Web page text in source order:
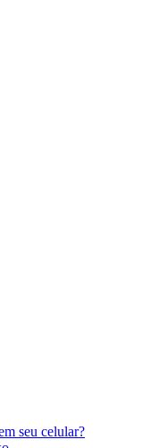
seu celular?